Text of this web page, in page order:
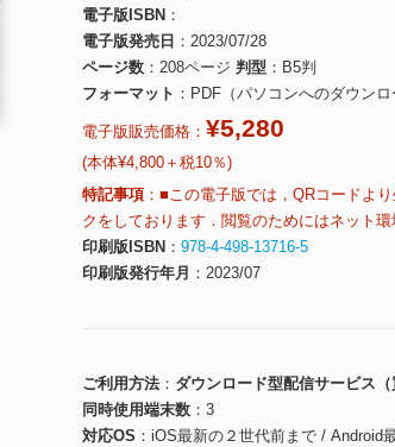
電子版ISBN
電子版発売日
2023/07/28
ページ数
208ページ 判型
B5判
フォーマット
PDF（パソコンへのダウンロ
電子版販売価格： ¥5,280
(本体¥4,800＋税10％)
特記事項
■この電子版では，QRコードよ
クをしております．閲覧のためにはネット環
印刷版ISBN
978-4-498-13716-5
印刷版発行年月
2023/07
ご利用方法
ダウンロード型配信サービス（
同時使用端末数
3
対応OS
iOS最新の２世代前まで / Android